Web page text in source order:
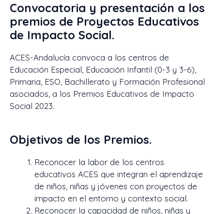
Convocatoria y presentación a los
premios de Proyectos Educativos
de Impacto Social.
ACES-Andalucía convoca a los centros de
Educación Especial, Educación Infantil (0-3 y 3-6),
Primaria, ESO, Bachillerato y Formación Profesional
asociados, a los Premios Educativos de Impacto
Social 2023.
Objetivos de los Premios.
Reconocer la labor de los centros
educativos ACES que integran el aprendizaje
de niños, niñas y jóvenes con proyectos de
impacto en el entorno y contexto social.
Reconocer la capacidad de niños, niñas y